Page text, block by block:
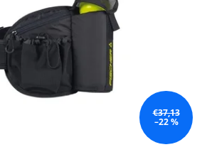
€37,13
–22 %